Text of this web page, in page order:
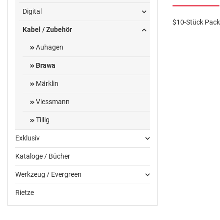
$10-Stück
Digital
Kabel / Zubehör
Auhagen
Brawa
Märklin
Viessmann
Tillig
Exklusiv
Kataloge / Bücher
Werkzeug / Evergreen
Rietze